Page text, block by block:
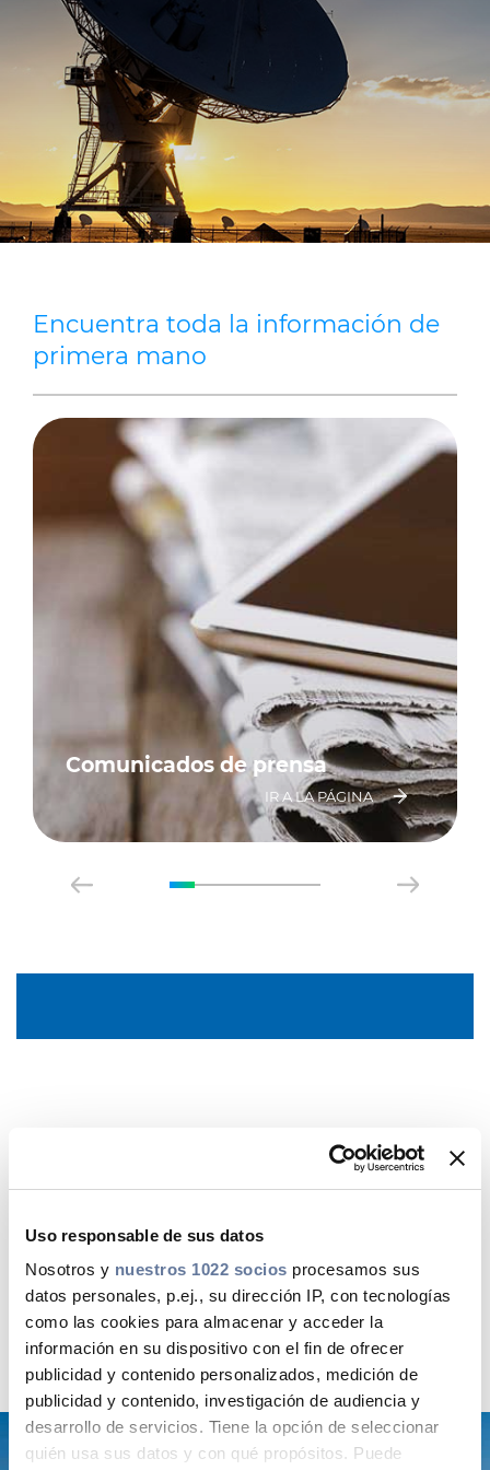
Uso responsable de sus datos
Nosotros y nuestros 1022 socios procesamos sus
datos personales, p.ej., su dirección IP, con tecnologías
como las cookies para almacenar y acceder la
información en su dispositivo con el fin de ofrecer
publicidad y contenido personalizados, medición de
publicidad y contenido, investigación de audiencia y
desarrollo de servicios. Tiene la opción de seleccionar
quién usa sus datos y con qué propósitos. Puede
Buscador Dop
People & Careers
Contáctanos
Web Global
PRYSMIAN CLUB
DISCOVER ENERGY
Encuentra toda la información de
primera mano
Comunicados de prensa
IR A LA PÁGINA
MODEL VIRTUAL DE CLADDING DE CABLE
COAXIAL PER OBTENIR UN BESSÓ DIGITAL
DESCARGAR